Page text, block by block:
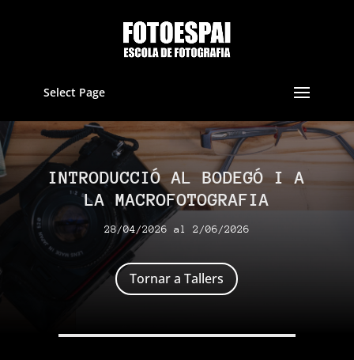
Select Page
INTRODUCCIÓ AL BODEGÓ I A
LA MACROFOTOGRAFIA
28/04/2026 al 2/06/2026
Tornar a Tallers